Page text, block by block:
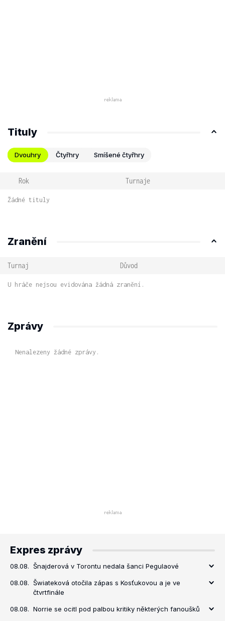
Tituly
Dvouhry Čtyřhry Smíšené čtyřhry
Rok Turnaje
Žádné tituly
Zranění
Turnaj Důvod
U hráče nejsou evidována žádná zranění.
Zprávy
Nenalezeny žádné zprávy.
Expres zprávy
08.08. Šnajderová v Torontu nedala šanci Pegulaové
08.08. Šwiateková otočila zápas s Kosťukovou a je ve
čtvrtfinále
08.08. Norrie se ocitl pod palbou kritiky některých fanoušků